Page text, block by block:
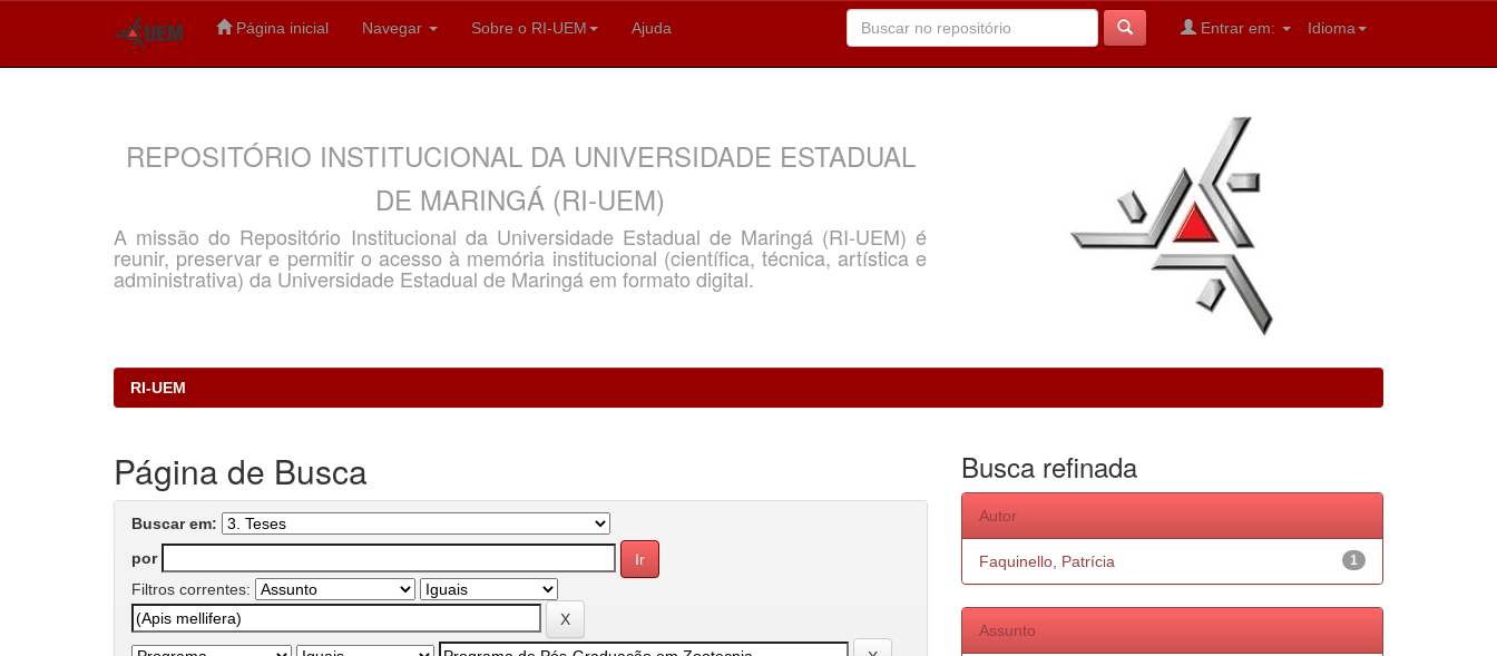
Página inicial Navegar Sobre o RI-UEM Ajuda Idioma
Entrar em:
REPOSITÓRIO INSTITUCIONAL DA UNIVERSIDADE ESTADUAL
DE MARINGÁ (RI-UEM)
A missão do Repositório Institucional da Universidade Estadual de Maringá (RI-UEM) é
reunir, preservar e permitir o acesso à memória institucional (científica, técnica, artística e
administrativa) da Universidade Estadual de Maringá em formato digital.
RI-UEM
Página de Busca
Buscar em:
por
Filtros correntes:
Busca refinada
Autor
1
Faquinello, Patrícia
Assunto